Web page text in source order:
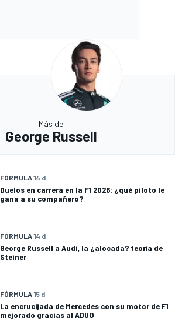
Más de
George Russell
FÓRMULA 14 d
Duelos en carrera en la F1 2026: ¿qué piloto le
gana a su compañero?
FÓRMULA 14 d
George Russell a Audi, la ¿alocada? teoría de
Steiner
FÓRMULA 15 d
La encrucijada de Mercedes con su motor de F1
mejorado gracias al ADUO